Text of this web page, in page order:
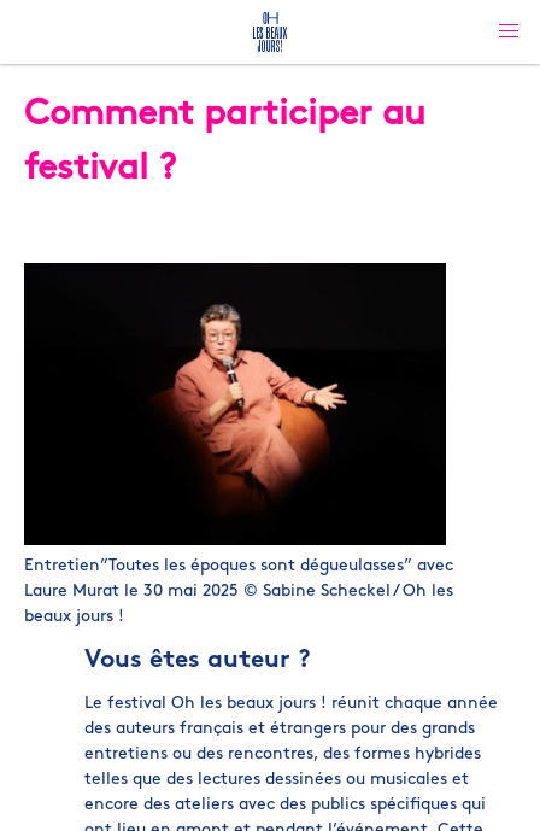
Comment participer au
festival ?
Entretien”Toutes les époques sont dégueulasses” avec
Laure Murat le 30 mai 2025 © Sabine Scheckel / Oh les
beaux jours !
Vous êtes auteur ?
Le festival Oh les beaux jours ! réunit chaque année
des auteurs français et étrangers pour des grands
entretiens ou des rencontres, des formes hybrides
telles que des lectures dessinées ou musicales et
encore des ateliers avec des publics spécifiques qui